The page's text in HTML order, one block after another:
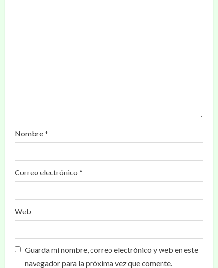
Nombre*
Correo electrónico *
Web
Guarda mi nombre, correo electrónico y web en este
navegador para la próxima vez que comente.